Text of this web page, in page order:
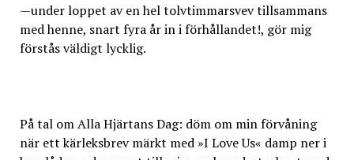
—under loppet av en hel tolvtimmarsvev tillsammans
med henne, snart fyra år in i förhållandet!, gör mig
förstås väldigt lycklig.
På tal om Alla Hjärtans Dag: döm om min förvåning
när ett kärleksbrev märkt med »I Love Us« damp ner i